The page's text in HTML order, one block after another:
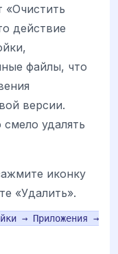
«Очистить
действие
файлы, что
версии.
удалять
иконку
«Удалить».
→ Приложения →